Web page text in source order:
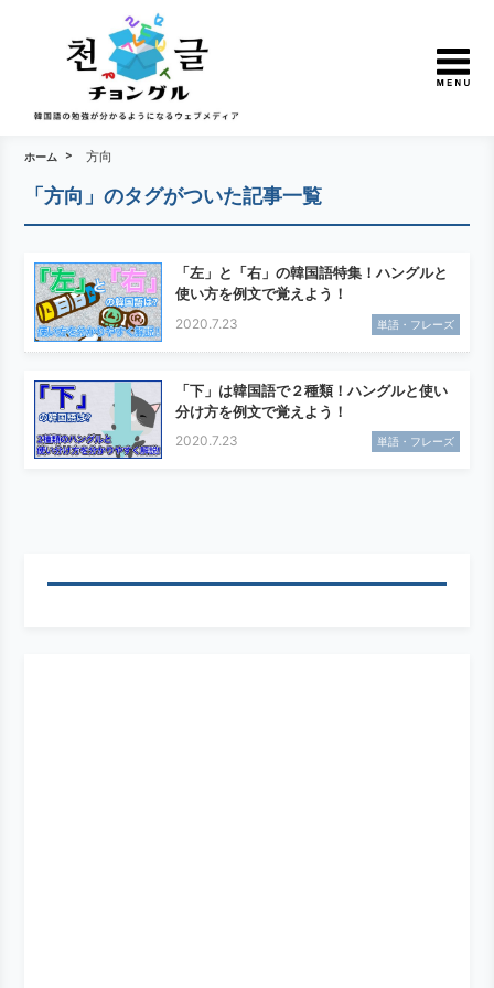
ホーム 方向
「方向」のタグがついた記事一覧
「左」と「右」の韓国語特集！ハングルと
使い方を例文で覚えよう！
2020.7.23 単語・フレーズ
「下」は韓国語で２種類！ハングルと使い
分け方を例文で覚えよう！
2020.7.23 単語・フレーズ